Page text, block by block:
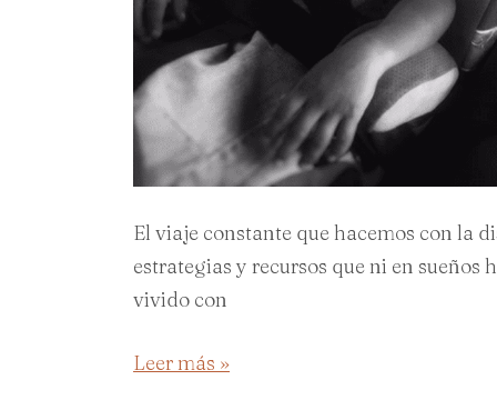
El viaje constante que hacemos con la
estrategias y recursos que ni en sueños
vivido con
Leer más »